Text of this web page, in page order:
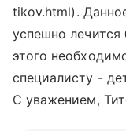
tikov.html).
успешно
этого
специалисту -
С уважением,